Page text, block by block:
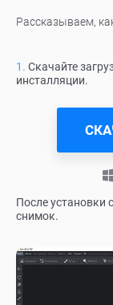
Рассказываем,
Скачайте
инсталляции.
После установки
снимок.